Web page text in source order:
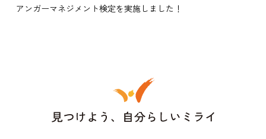
アンガーマネジメント検定を実施しました！